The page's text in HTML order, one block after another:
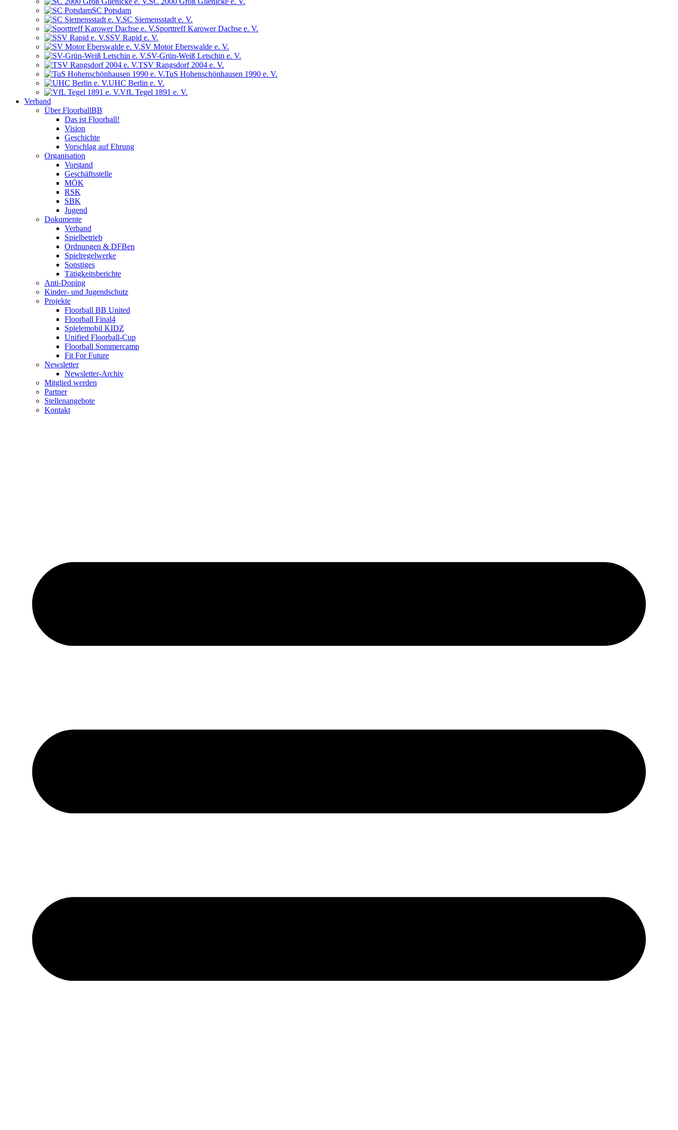
SC Potsdam
SC Siemensstadt e. V.
Sporttreff Karower Dachse e. V.
SSV Rapid e. V.
SV Motor Eberswalde e. V.
SV-Grün-Weiß Letschin e. V.
TSV Rangsdorf 2004 e. V.
TuS Hohenschönhausen 1990 e. V.
UHC Berlin e. V.
VfL Tegel 1891 e. V.
Verband
Über FloorballBB
Das ist Floorball!
Vision
Geschichte
Vorschlag auf Ehrung
Organisation
Vorstand
Geschäftsstelle
MÖK
RSK
SBK
Jugend
Dokumente
Verband
Spielbetrieb
Ordnungen & DFBen
Spielregelwerke
Sonstiges
Tätigkeitsberichte
Anti-Doping
Kinder- und Jugendschutz
Projekte
Floorball BB United
Floorball Final4
Spielemobil KIDZ
Unified Floorball-Cup
Floorball Sommercamp
Fit For Future
Newsletter
Newsletter-Archiv
Mitglied werden
Partner
Stellenangebote
Kontakt